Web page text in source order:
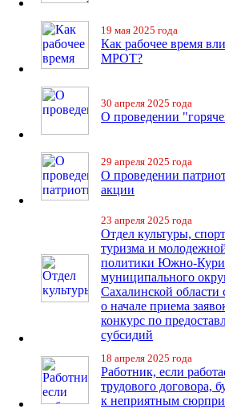
19 мая 2025 года
Как рабочее время
МРОТ?
30 апреля 2025 года
О проведении
29 апреля 2025 года
О проведении
акции
23 апреля 2025 года
Отдел культуры,
туризма и
политики Южно-
муниципального
Сахалинской области
о начале приема
конкурс по
субсидий
18 апреля 2025 года
Работник, если
трудового договора,
к неприятным